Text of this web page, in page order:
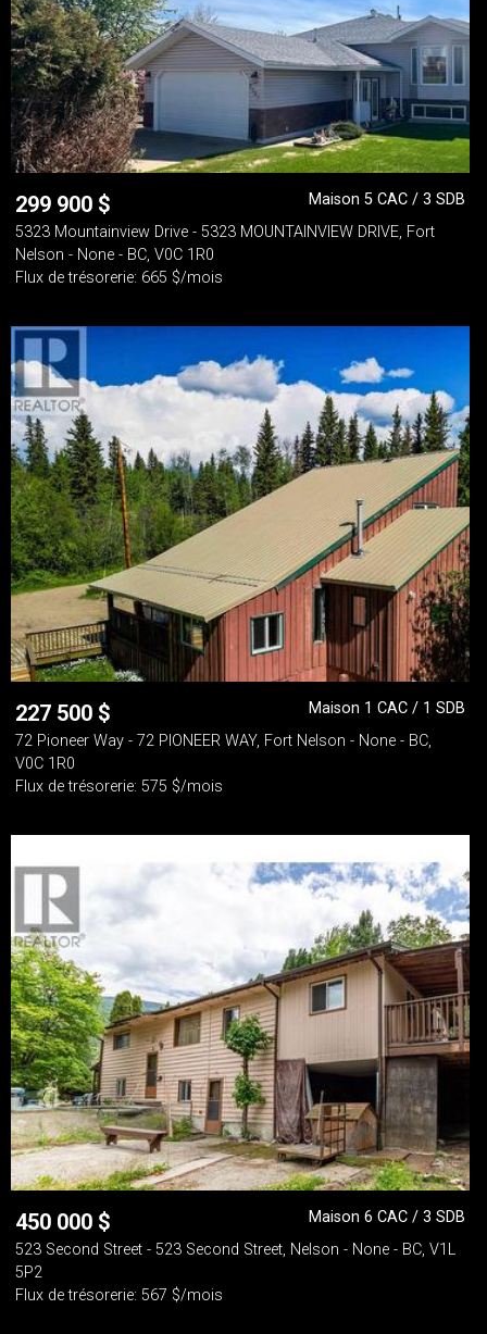
299 900 $
Maison 5 CAC / 3 SDB
5323 Mountainview Drive - 5323 MOUNTAINVIEW DRIVE, Fort
Nelson - None - BC, V0C 1R0
Flux de trésorerie: 665 $/mois
227 500 $
Maison 1 CAC / 1 SDB
72 Pioneer Way - 72 PIONEER WAY, Fort Nelson - None - BC,
V0C 1R0
Flux de trésorerie: 575 $/mois
450 000 $
Maison 6 CAC / 3 SDB
523 Second Street - 523 Second Street, Nelson - None - BC, V1L
5P2
Flux de trésorerie: 567 $/mois